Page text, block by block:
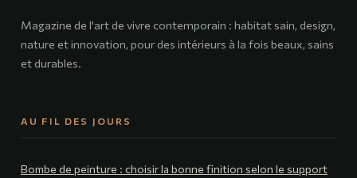
Magazine de l'art de vivre contemporain : habitat sain, design,
nature et innovation, pour des intérieurs à la fois beaux, sains
et durables.
AU FIL DES JOURS
Bombe de peinture : choisir la bonne finition selon le support